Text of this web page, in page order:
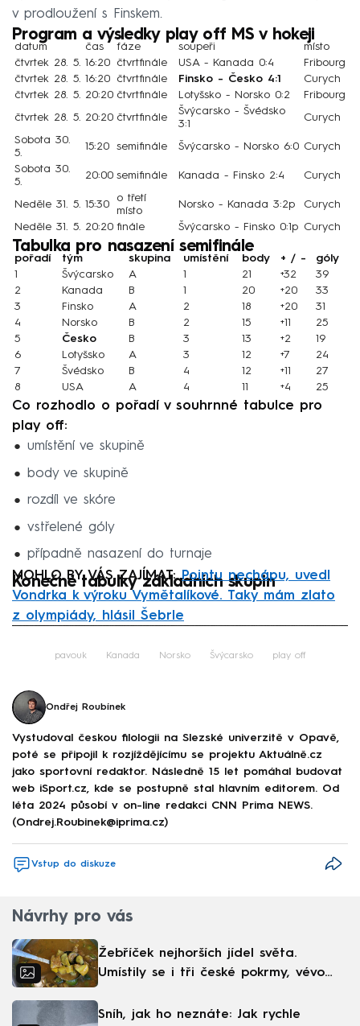
v prodloužení s Finskem.
Program a výsledky play off MS v hokeji
datum čas fáze soupeři
místo
čtvrtek 28. 5. 16:20 čtvrtfinále USA - Kanada 0:4
Fribourg
čtvrtek 28. 5. 16:20 čtvrtfinále Finsko - Česko 4:1
Curych
čtvrtek 28. 5. 20:20 čtvrtfinále Lotyšsko - Norsko 0:2
Fribourg
čtvrtek 28. 5. 20:20 čtvrtfinále
Švýcarsko - Švédsko
3:1
Curych
Sobota 30.
5.
15:20 semifinále Švýcarsko - Norsko 6:0 Curych
Sobota 30.
5.
20:00 semifinále Kanada - Finsko 2:4 Curych
Neděle 31. 5. 15:30
o třetí
místo
Norsko - Kanada 3:2p
Curych
Neděle 31. 5. 20:20 finále Švýcarsko - Finsko 0:1p Curych
Tabulka pro nasazení semifinále
pořadí tým skupina umístění body + / -
góly
1
Švýcarsko A 1 21 +32
39
2
Kanada B 1 20 +20
33
3
Finsko A 2 18 +20
31
4
Norsko B 2 15 +11
25
5
Česko B 3 13 +2
19
6
Lotyšsko A 3 12 +7
24
7
Švédsko B 4 12 +11
27
8
USA A 4 11 +4 25
Co rozhodlo o pořadí v souhrnné tabulce pro
play off:
umístění ve skupině
body ve skupině
rozdíl ve skóre
vstřelené góly
případně nasazení do turnaje
Konečné tabulky základních skupin
MOHLO BY VÁS ZAJÍMAT:Pointu nechápu, uvedl
Vondrka k výroku Vymětalíkové. Taky mám zlato
z olympiády, hlásil Šebrle
pavouk Kanada Norsko Švýcarsko play off
Ondřej Roubínek
Vystudoval českou filologii na Slezské univerzitě v Opavě,
poté se připojil k rozjíždějícímu se projektu Aktuálně.cz
jako sportovní redaktor. Následně 15 let pomáhal budovat
web iSport.cz, kde se postupně stal hlavním editorem. Od
léta 2024 působí v on-line redakci CNN Prima NEWS.
(Ondrej.Roubinek@iprima.cz)
Vstup do diskuze
Návrhy pro vás
Žebříček nejhorších jídel světa.
Umístily se i tři české pokrmy, vévodí
Sníh, jak ho neznáte: Jak rychle